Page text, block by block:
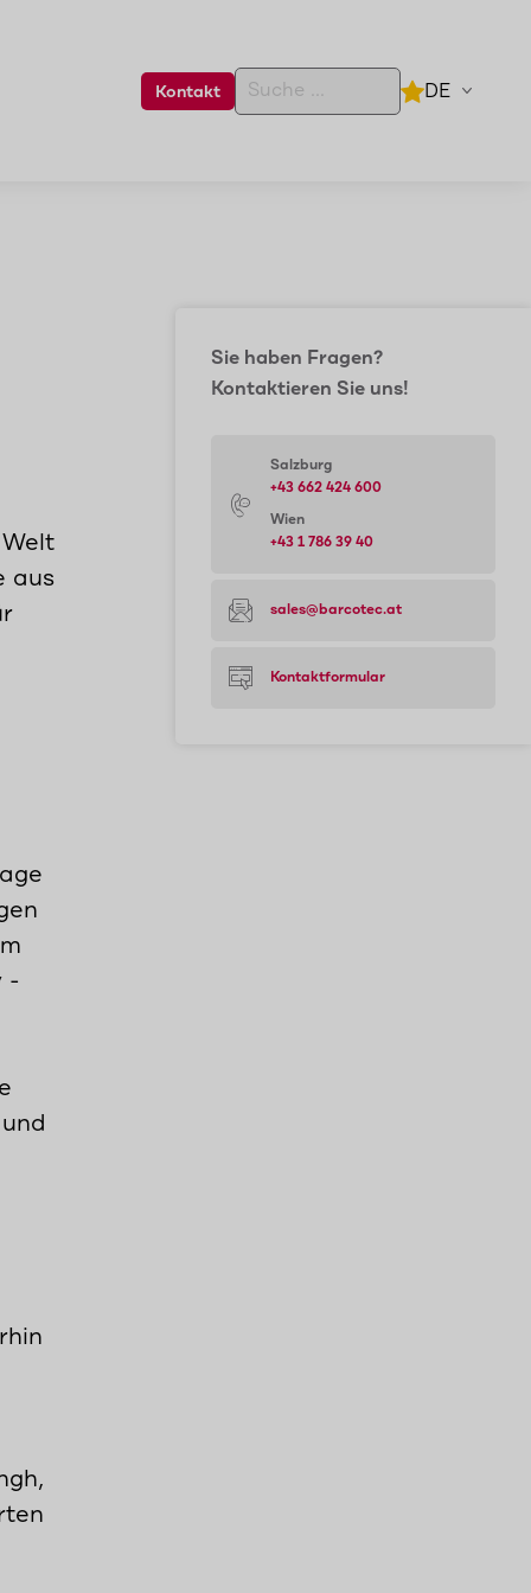
DE
Kontakt
aus
-
Sie haben Fragen?
Kontaktieren Sie uns!
Salzburg
+43 662 424 600
Wien
+43 1 786 39 40
sales@barcotec.at
Kontaktformular